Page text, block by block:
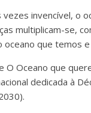
vezes invencível, o
multiplicam-se,
que temos
O Oceano que
dedicada à